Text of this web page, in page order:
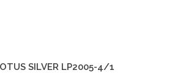
SILVER LP2005-4/1